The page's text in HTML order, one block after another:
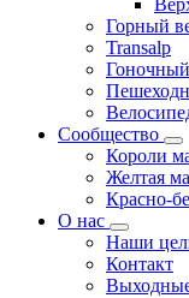
Горный
Transalp
Сообщество
Короли
Желтая
Красно-
О нас
Наши
Контакт